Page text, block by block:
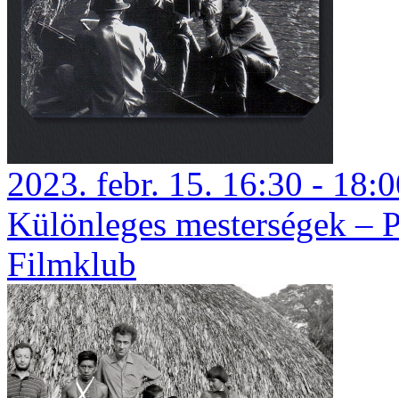
2023. febr. 15. 16:30 -
Különleges mesterségek –
Filmklub